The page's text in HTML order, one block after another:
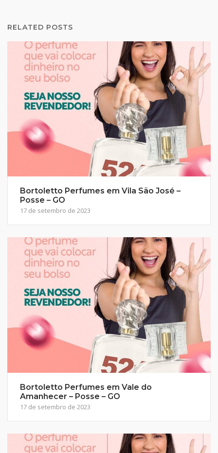
RELATED POSTS
Bortoletto Perfumes em Vila São José –
Posse – GO
17 de setembro de 2023
Bortoletto Perfumes em Vale do
Amanhecer – Posse – GO
17 de setembro de 2023